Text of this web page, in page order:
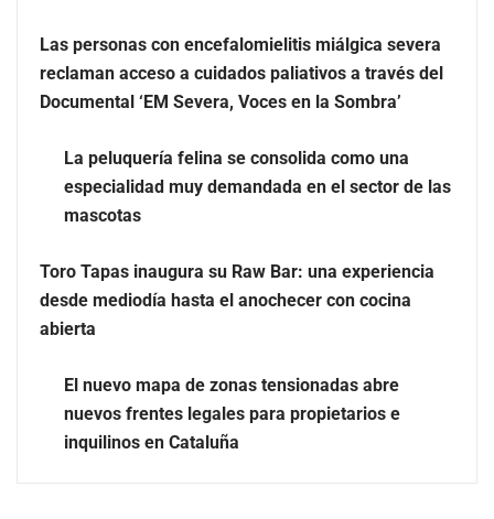
Más allá de la crema solar: la importancia de revisar
manchas y lunares
impermeabilización de las viviendas antes de las
vacaciones
Las personas con encefalomielitis miálgica severa
reclaman acceso a cuidados paliativos a través del
Documental ‘EM Severa, Voces en la Sombra’
La peluquería felina se consolida como una
especialidad muy demandada en el sector de las
mascotas
Toro Tapas inaugura su Raw Bar: una experiencia
desde mediodía hasta el anochecer con cocina
abierta
El nuevo mapa de zonas tensionadas abre
nuevos frentes legales para propietarios e
inquilinos en Cataluña